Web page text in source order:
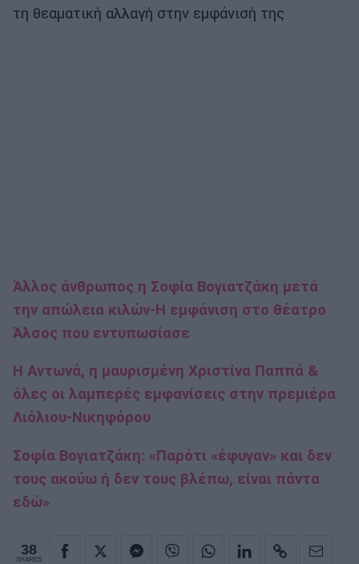
τη θεαματική αλλαγή στην εμφάνισή της
Άλλος άνθρωπος η Σοφία Βογιατζάκη μετά
την απώλεια κιλών-Η εμφάνιση στο θέατρο
Άλσος που εντυπωσίασε
Η Αντωνά, η μαυρισμένη Χριστίνα Παππά &
όλες οι λαμπερές εμφανίσεις στην πρεμιέρα
Λιόλιου-Νικηφόρου
Σοφία Βογιατζάκη: «Παρότι «έφυγαν» και δεν
τους ακούω ή δεν τους βλέπω, είναι πάντα
εδώ»
38
SHARES